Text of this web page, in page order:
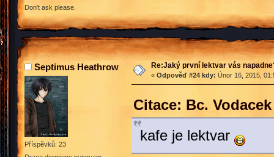
Don't ask please.
Septimus Heathrow
Příspěvků: 23
Re:Jaký první lektvar vás
« Odpověď #24 kdy: Únor 16, 2015,
Citace: Bc.
kafe je lektvar